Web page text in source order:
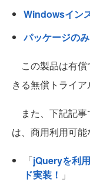
Windowsイン
パッケージのみ
この製品は有償
きる無償トライア
また、下記記事
は、商用利用可能
「jQueryを利
ド実装！ 」